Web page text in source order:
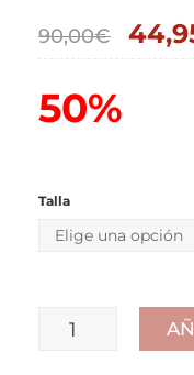
90,00€
50%
Talla
ADIDAS